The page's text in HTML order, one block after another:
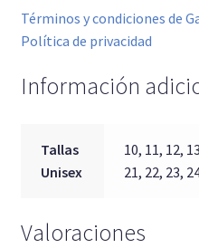
Términos y condiciones de
Política de privacidad
Información
Tallas
Unisex
10, 11, 12,
21, 22, 23,
Valoraciones